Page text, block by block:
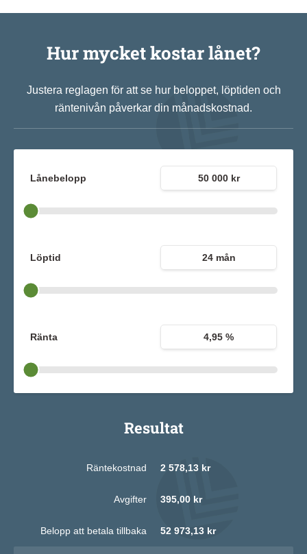
Hur mycket kostar lånet?
Justera reglagen för att se hur beloppet, löptiden och
räntenivån påverkar din månadskostnad.
Lånebelopp 50 000 kr
Löptid 24 mån
Ränta 4,95 %
Resultat
Räntekostnad 2 578,13 kr
Avgifter 395,00 kr
Belopp att betala tillbaka 52 973,13 kr